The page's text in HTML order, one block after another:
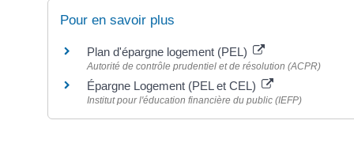
Pour en savoir plus
Plan d'épargne logement (PEL)
Autorité de contrôle prudentiel et de résolution (ACPR)
Épargne Logement (PEL et CEL)
Institut pour l'éducation financière du public (IEFP)